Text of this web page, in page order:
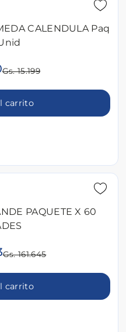
CALENDULA Paq
Gs. 15.199
carrito
PAQUETE X 60
Gs. 161.645
carrito